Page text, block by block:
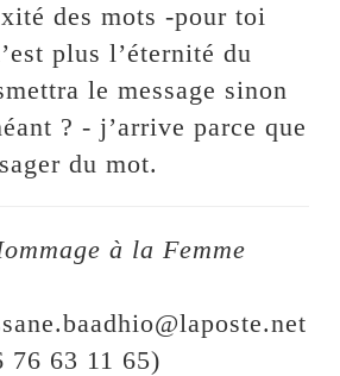
des mots -pour toi
plus l’éternité du
le message sinon
? - j’arrive parce que
du mot.
à la Femme
76 63 11 65)